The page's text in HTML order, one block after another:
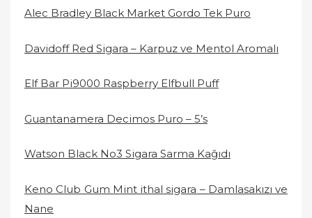
Alec Bradley Black Market Gordo Tek Puro
Davidoff Red Sigara – Karpuz ve Mentol Aromalı
Elf Bar Pi9000 Raspberry Elfbull Puff
Guantanamera Decimos Puro – 5’s
Watson Black No3 Sigara Sarma Kağıdı
Keno Club Gum Mint ithal sigara – Damlasakızı ve
Nane